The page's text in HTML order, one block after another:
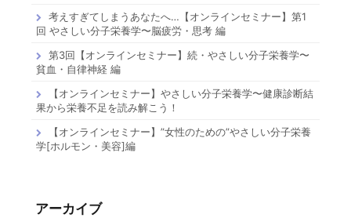
考えすぎてしまうあなたへ…【オンラインセミナー】第1
回 やさしい分子栄養学〜脳疲労・思考 編
第3回【オンラインセミナー】続・やさしい分子栄養学〜
貧血・自律神経 編
【オンラインセミナー】やさしい分子栄養学〜健康診断結
果から栄養不足を読み解こう！
【オンラインセミナー】”女性のための”やさしい分子栄養
学[ホルモン・美容]編
アーカイブ